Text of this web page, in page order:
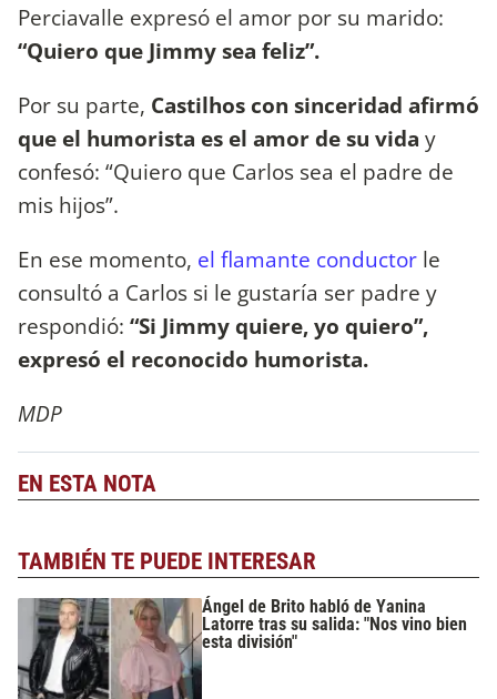
Perciavalle expresó el amor por su marido:
“Quiero que Jimmy sea feliz”.
Por su parte, Castilhos con sinceridad afirmó
que el humorista es el amor de su vida y
confesó: “Quiero que Carlos sea el padre de
mis hijos”.
En ese momento, el flamante conductor le
consultó a Carlos si le gustaría ser padre y
respondió: “Si Jimmy quiere, yo quiero”,
expresó el reconocido humorista.
MDP
EN ESTA NOTA
TAMBIÉN TE PUEDE INTERESAR
Ángel de Brito habló de Yanina
Latorre tras su salida: "Nos vino bien
esta división"